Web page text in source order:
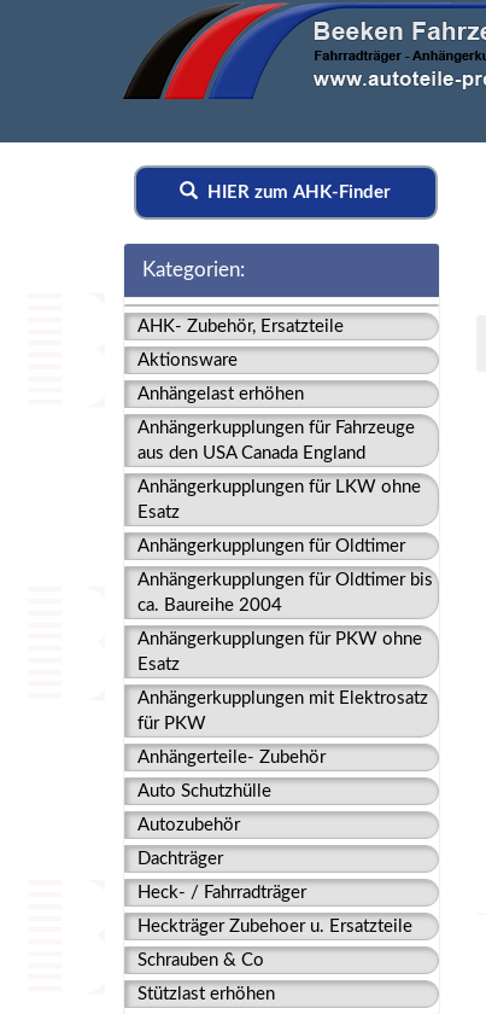
HIER zum AHK-Finder
Kategorien:
AHK- Zubehör, Ersatzteile
Aktionsware
Anhängelast erhöhen
Anhängerkupplungen für Fahrzeuge
aus den USA Canada England
Anhängerkupplungen für LKW ohne
Esatz
Anhängerkupplungen für Oldtimer
Anhängerkupplungen für Oldtimer bis
ca. Baureihe 2004
Anhängerkupplungen für PKW ohne
Esatz
Anhängerkupplungen mit Elektrosatz
für PKW
Anhängerteile- Zubehör
Auto Schutzhülle
Autozubehör
Dachträger
Heck- / Fahrradträger
Heckträger Zubehoer u. Ersatzteile
Schrauben & Co
Stützlast erhöhen